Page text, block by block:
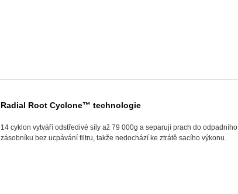
Radial Root Cyclone™ technologie
14 cyklon vytváří odstředivé síly až 79 000g a separují prach do odpadního
zásobníku bez ucpávání filtru, takže nedochází ke ztrátě sacího výkonu.